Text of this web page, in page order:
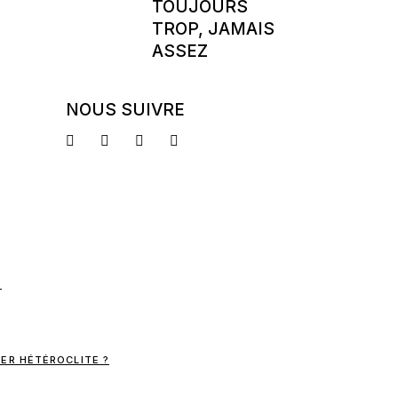
TOUJOURS
TROP, JAMAIS
ASSEZ
NOUS SUIVRE
HÉTÉROCLITE ?